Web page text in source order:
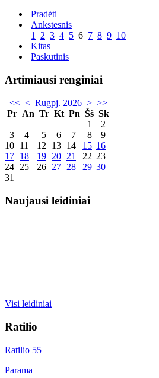
Pradėti
Ankstesnis
1 2 3 4 5 6 7 8 9 10
Kitas
Paskutinis
Artimiausi renginiai
<< < Rugpj. 2026 > >>
Pr An Tr Kt Pn Šš Sk
1
2
3
4 5 6 7 8
9
10 11 12 13 14 15 16
17 18 19 20 21 22 23
24 25 26 27 28 29 30
31
Naujausi leidiniai
Visi leidiniai
Ratilio
Ratilio 55
Parama